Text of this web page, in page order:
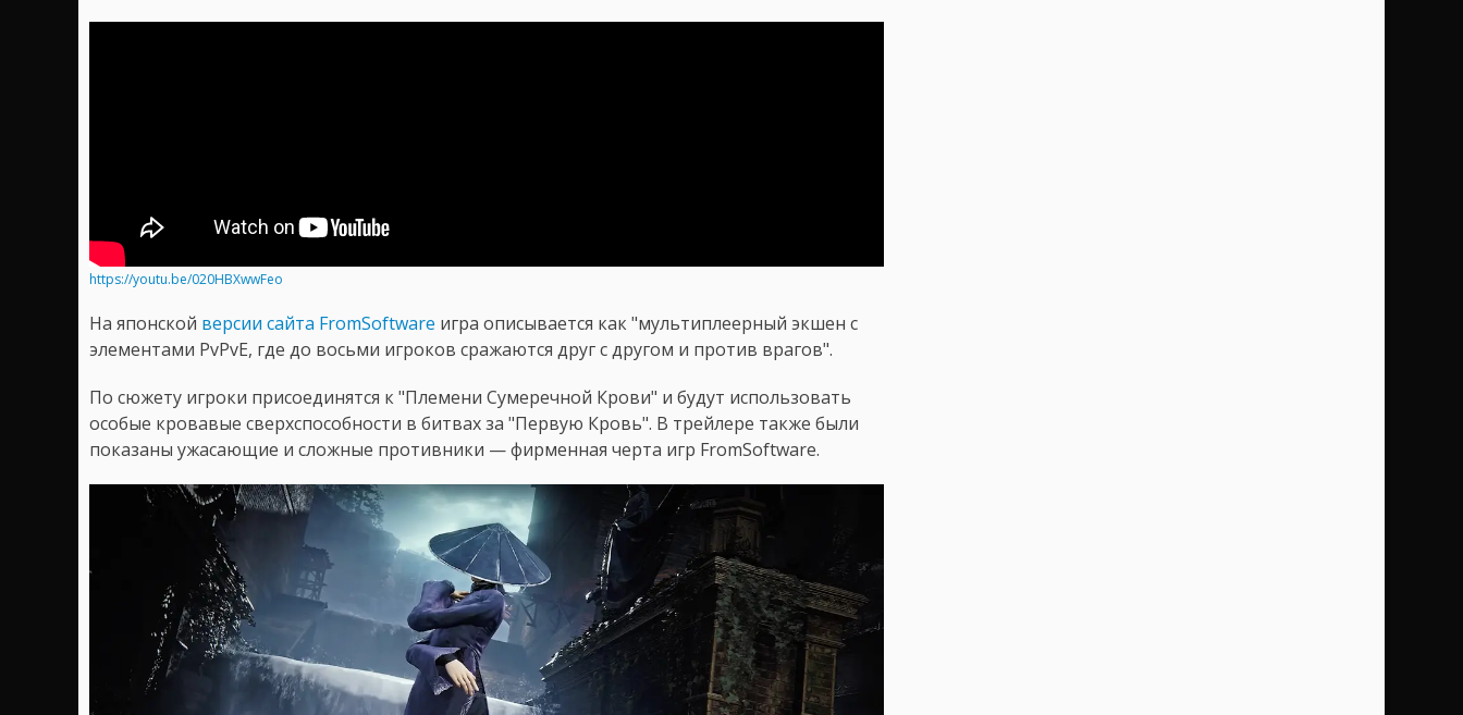
https://youtu.be/020HBXwwFeo
На японской версии сайта FromSoftware игра описывается как "мультиплеерный экшен с
элементами PvPvE, где до восьми игроков сражаются друг с другом и против врагов".
По сюжету игроки присоединятся к "Племени Сумеречной Крови" и будут использовать
особые кровавые сверхспособности в битвах за "Первую Кровь". В трейлере также были
показаны ужасающие и сложные противники — фирменная черта игр FromSoftware.